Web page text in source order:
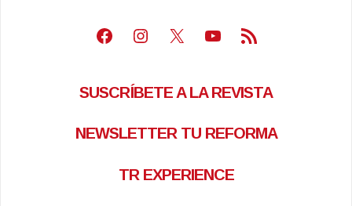
Facebook
Instagram
X Youtube
Feed RSS
SUSCRÍBETE A LA REVISTA
NEWSLETTER TU REFORMA
TR EXPERIENCE